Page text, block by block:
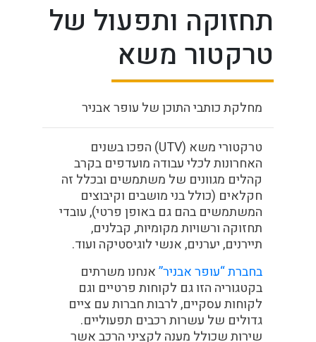
תחזוקה ותפעול של
טרקטור משא
מחלקת כותבי התוכן של עופר אבניר
טרקטורי משא (UTV) הפכו בשנים
האחרונות לכלי עבודה מועדפים בקרב
קהלים מגוונים של משתמשים ובכלל זה
חקלאים (כולל בני מושבים וקיבוצים
המשתמשים בהם גם באופן פרטי), עובדי
תחזוקה ורשויות מקומיות, קבלנים,
תיירנים, יערנים, אנשי לוגיסטיקה ועוד.
בחברת “עופר אבניר”אנחנו משרתים
בקטגוריה הזו גם לקוחות פרטיים וגם
לקוחות עסקיים, לרבות חברות עם ציים
גדולים של עשרות רכבים תפעוליים.
שירות שכולל מענה לקציני הרכב אשר